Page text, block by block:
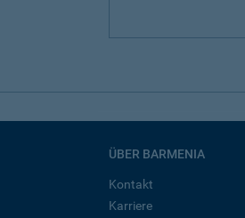
ÜBER BARMENIA
Kontakt
Karriere